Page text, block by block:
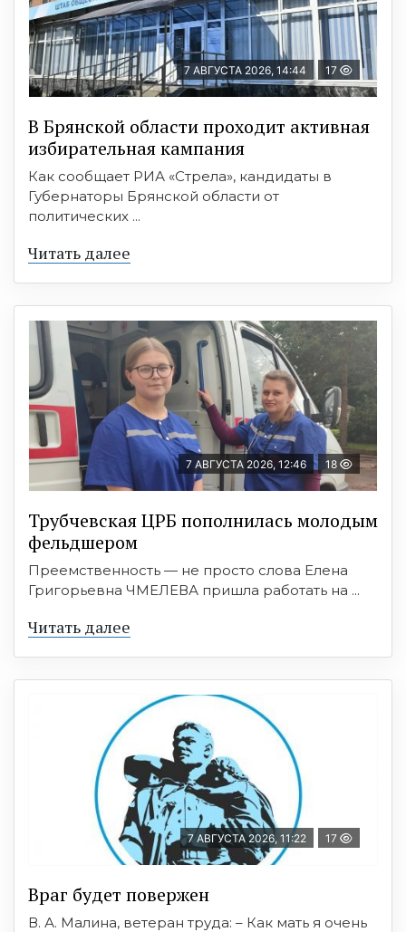
7 АВГУСТА 2026, 14:44 17
В Брянской области проходит активная
избирательная кампания
Как сообщает РИА «Стрела», кандидаты в
Губернаторы Брянской области от
политических ...
Читать далее
7 АВГУСТА 2026, 12:46 18
Трубчевская ЦРБ пополнилась молодым
фельдшером
Преемственность — не просто слова Елена
Григорьевна ЧМЕЛЕВА пришла работать на ...
Читать далее
7 АВГУСТА 2026, 11:22 17
Враг будет повержен
В. А. Малина, ветеран труда: – Как мать я очень